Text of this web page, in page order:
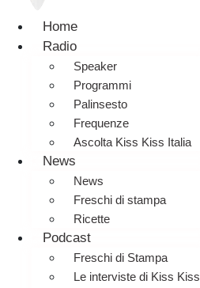
Home
Radio
Speaker
Programmi
Palinsesto
Frequenze
Ascolta Kiss Kiss Italia
News
News
Freschi di stampa
Ricette
Podcast
Freschi di Stampa
Le interviste di Kiss Kiss